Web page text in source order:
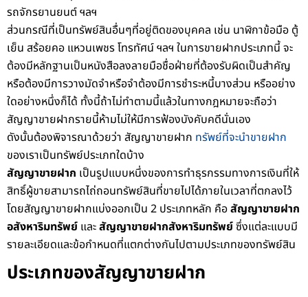
รถจักรยานยนต์ ฯลฯ
ส่วนกรณีที่เป็นทรัพย์สินอื่นๆที่อยู่ติดของบุคคล เช่น นาฬิกาข้อมือ ตู้
เย็น สร้อยคอ แหวนเพชร โทรทัศน์ ฯลฯ ในการขายฝากประเภทนี้ จะ
ต้องมีหลักฐานเป็นหนังสือลงลายมือชื่อฝ่ายที่ต้องรับผิดเป็นสำคัญ
หรือต้องมีการวางมัดจำหรือจำต้องมีการชำระหนี้บางส่วน หรืออย่าง
ใดอย่างหนึ่งก็ได้ ทั้งนี้ถ้าไม่ทำตามนี้แล้วในทางกฎหมายจะถือว่า
สัญญาขายฝากรายนี้ห้ามไม่ให้มีการฟ้องบังคับคดีนั่นเอง
ดังนั้นต้องพิจารณาด้วยว่า สัญญาขายฝาก ทรัพย์ที่จะนำขายฝาก
ของเราเป็นทรัพย์ประเภทใดบ้าง
สัญญาขายฝาก เป็นรูปแบบหนึ่งของการทำธุรกรรมทางการเงินที่ให้
สิทธิ์ผู้ขายสามารถไถ่ถอนทรัพย์สินที่ขายไปได้ภายในเวลาที่ตกลงไว้
โดยสัญญาขายฝากแบ่งออกเป็น 2 ประเภทหลัก คือสัญญาขายฝาก
อสังหาริมทรัพย์ และสัญญาขายฝากสังหาริมทรัพย์ซึ่งแต่ละแบบมี
รายละเอียดและข้อกำหนดที่แตกต่างกันไปตามประเภทของทรัพย์สิน
ประเภทของสัญญาขายฝาก